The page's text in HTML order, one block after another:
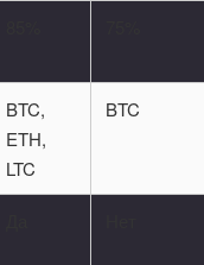
BTC,
ETH,
LTC
BTC